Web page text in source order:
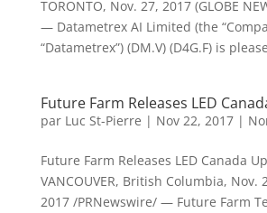
TORONTO, Nov. 27, 2017 (GLOBE
— Datametrex AI Limited (the
“Datametrex”) (DM.V) (D4G.F) is
Future Farm Releases LED
par Luc St-Pierre | Nov 22, 2017|
Future Farm Releases LED Canada
VANCOUVER, British Columbia, Nov.
2017 /PRNewswire/ — Future Farm